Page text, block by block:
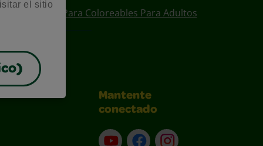
el sitio
Diseños Para Coloreables Para Adultos
Mantente
conectado
YouTube (en inglés)
Facebook (en inglés)
Instagram (en